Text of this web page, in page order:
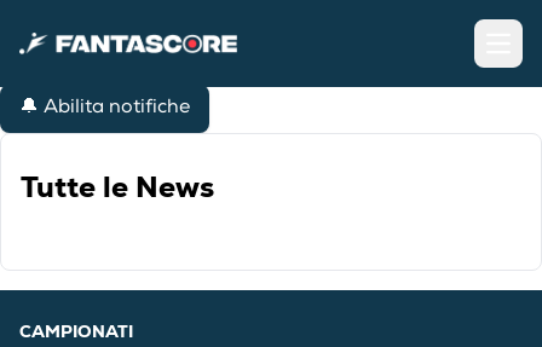
🔔 Abilita notifiche
Tutte le News
CAMPIONATI